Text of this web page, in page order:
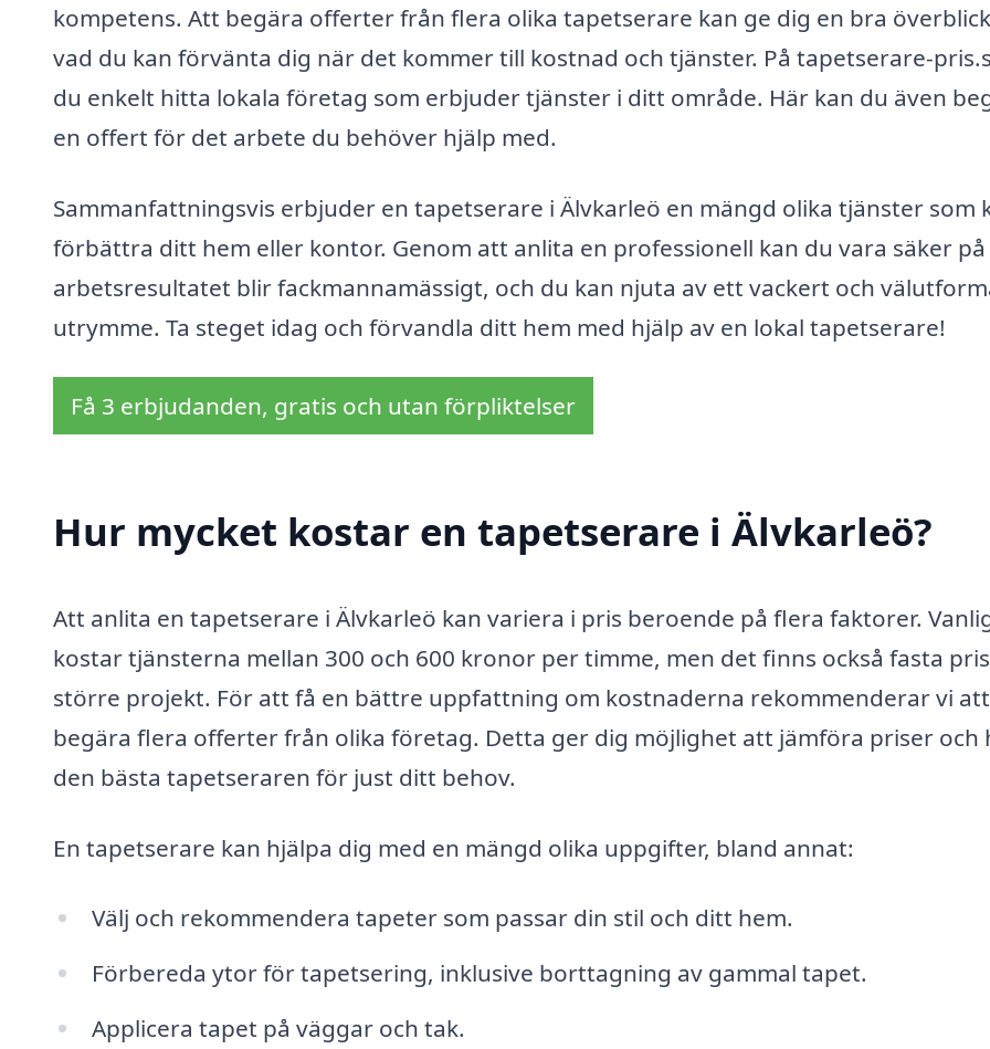
kompetens. Att begära offerter från flera olika tapetserare kan ge dig en bra
vad du kan förvänta dig när det kommer till kostnad och tjänster. På tapetserare-
du enkelt hitta lokala företag som erbjuder tjänster i ditt område. Här kan du även
en offert för det arbete du behöver hjälp med.
Sammanfattningsvis erbjuder en tapetserare i Älvkarleö en mängd olika tjänster som
förbättra ditt hem eller kontor. Genom att anlita en professionell kan du vara säker
arbetsresultatet blir fackmannamässigt, och du kan njuta av ett vackert och
utrymme. Ta steget idag och förvandla ditt hem med hjälp av en lokal tapetserare!
Få 3 erbjudanden, gratis och utan förpliktelser
Hur mycket kostar en tapetserare i Älvkarleö?
Att anlita en tapetserare i Älvkarleö kan variera i pris beroende på flera faktorer.
kostar tjänsterna mellan 300 och 600 kronor per timme, men det finns också fasta
större projekt. För att få en bättre uppfattning om kostnaderna rekommenderar vi att
begära flera offerter från olika företag. Detta ger dig möjlighet att jämföra priser och
den bästa tapetseraren för just ditt behov.
En tapetserare kan hjälpa dig med en mängd olika uppgifter, bland annat:
Välj och rekommendera tapeter som passar din stil och ditt hem.
Förbereda ytor för tapetsering, inklusive borttagning av gammal tapet.
Applicera tapet på väggar och tak.